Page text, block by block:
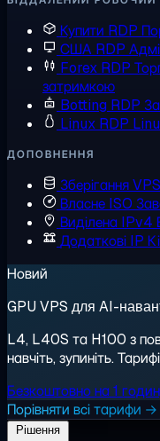
Купити RDP
США RDP
Forex RDP
затримкою
Botting RDP
Linux RDP
ДОПОВНЕННЯ
Зберігання VPS
Власне ISO
Виділена IPv4
Додаткові IP
Новий
GPU VPS для AI-
L4, L40S та H100 з
навчіть, зупиніть.
Безкоштовно на 1
Порівняти всі тарифи →